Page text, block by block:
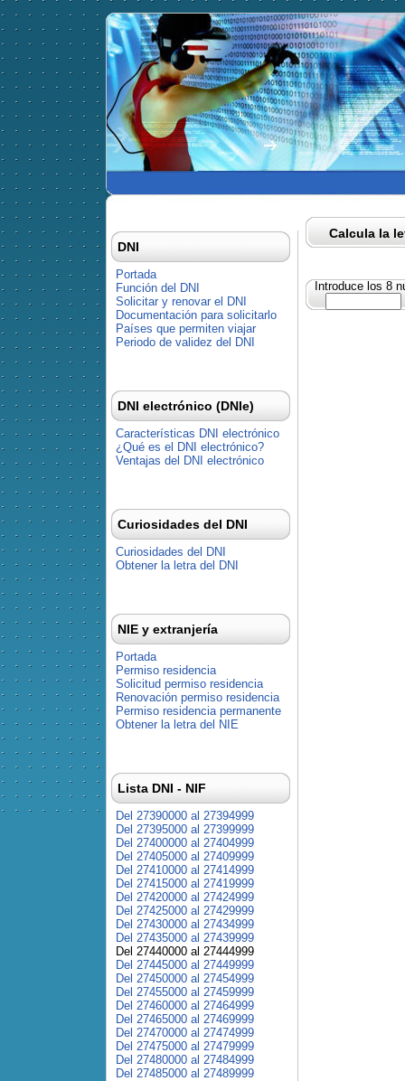
Calcula la
Introduce los 8
DNI
Portada
Función del DNI
Solicitar y renovar el DNI
Documentación para solicitarlo
Países que permiten viajar
Periodo de validez del DNI
DNI electrónico (DNIe)
Características DNI electrónico
¿Qué es el DNI electrónico?
Ventajas del DNI electrónico
Curiosidades del DNI
Curiosidades del DNI
Obtener la letra del DNI
NIE y extranjería
Portada
Permiso residencia
Solicitud permiso residencia
Renovación permiso residencia
Permiso residencia permanente
Obtener la letra del NIE
Lista DNI - NIF
Del 27390000 al 27394999
Del 27395000 al 27399999
Del 27400000 al 27404999
Del 27405000 al 27409999
Del 27410000 al 27414999
Del 27415000 al 27419999
Del 27420000 al 27424999
Del 27425000 al 27429999
Del 27430000 al 27434999
Del 27435000 al 27439999
Del 27440000 al 27444999
Del 27445000 al 27449999
Del 27450000 al 27454999
Del 27455000 al 27459999
Del 27460000 al 27464999
Del 27465000 al 27469999
Del 27470000 al 27474999
Del 27475000 al 27479999
Del 27480000 al 27484999
Del 27485000 al 27489999